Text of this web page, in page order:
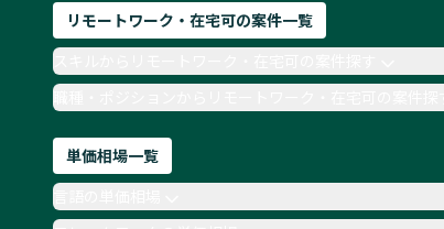
リモートワーク・在宅可の案件一覧
職種・ポジションからリモートワーク・在宅可の案件探す
単価相場一覧